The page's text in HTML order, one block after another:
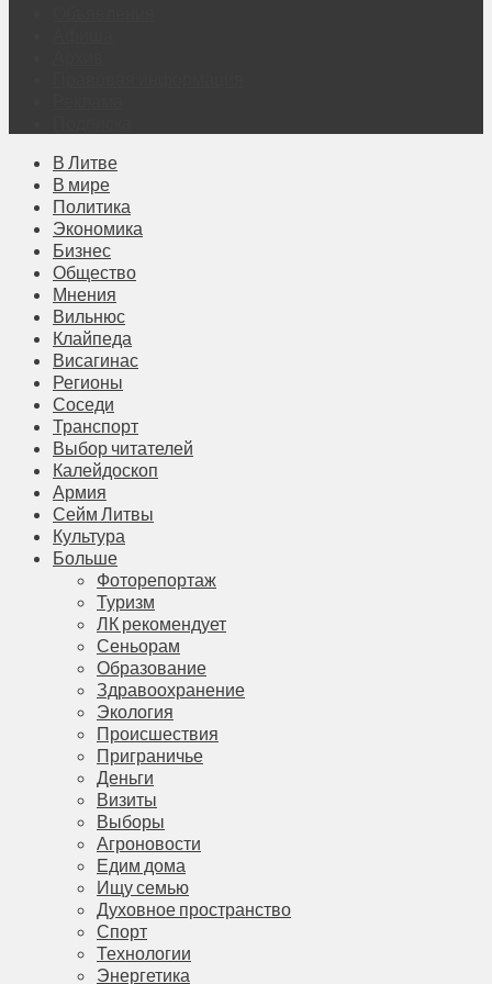
В Литве
В мире
Политика
Экономика
Бизнес
Общество
Мнения
Вильнюс
Клайпеда
Висагинас
Регионы
Соседи
Транспорт
Выбор читателей
Калейдоскоп
Армия
Сейм Литвы
Культура
Больше
Фоторепортаж
Туризм
ЛК рекомендует
Сеньорам
Образование
Здравоохранение
Экология
Происшествия
Приграничье
Деньги
Визиты
Выборы
Агроновости
Едим дома
Ищу семью
Духовное пространство
Спорт
Технологии
Энергетика